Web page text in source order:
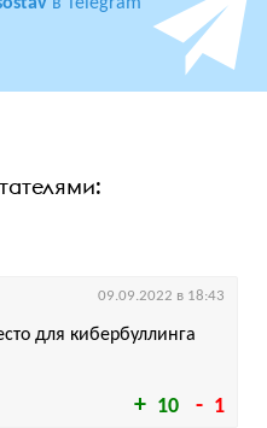
10 1
для кибербуллинга
09.09.2022 в 18:43